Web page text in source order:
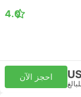
4.0
احجز الآن